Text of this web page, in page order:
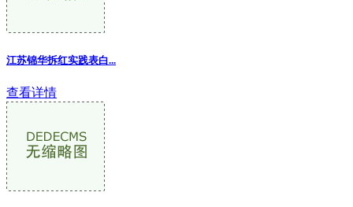
江苏锦华拆红实践表白...
查看详情